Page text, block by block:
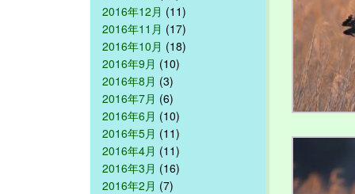
2016年12月 (11)
2016年11月 (17)
2016年10月 (18)
2016年9月 (10)
2016年8月 (3)
2016年7月 (6)
2016年6月 (10)
2016年5月 (11)
2016年4月 (11)
2016年3月 (16)
2016年2月 (7)